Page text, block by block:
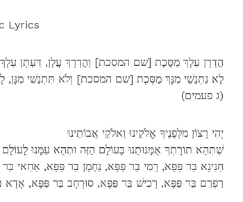
Lyrics
.הֲדְרָן עַלָךְ מַסֶּכֶת [שם המסכת] וְהֲדְרָךְ עֲלָן, דַּעְתָּן
.לָא נִתֽנַשֵׁי מִנָּךְ מַסֶּכֶת [שם המסכת] וְלֹא תִּתֽנַשִׁי מִנָּן,
(ג פעמים)
יְהִי רָצוֹן מִלְּפָנֶיךָ אֱלֹקֵינוּ וֵאלֹקֵי אֲבוֹתֵינוּ
.שֶׁתְּהֵא תוֹרָתְךָ אֻמָּנוּתֵנוּ בָּעוֹלָם הַזֶּה וּתְהֵא עִמָּנוּ
,חַנִינָא בַּר פַּפָּא, רָמִי בַּר פַּפָּא, נַחְמָן בַּר פַּפָּא, אַחַאי
.רַפֽרַם בַּר פַּפָּא, רָכִישׁ בַּר פַּפָּא, סוּרְחָב בַּר פַּפָּא, אָדָא